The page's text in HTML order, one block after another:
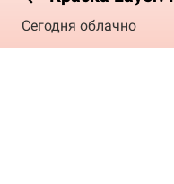
Сегодня облачно